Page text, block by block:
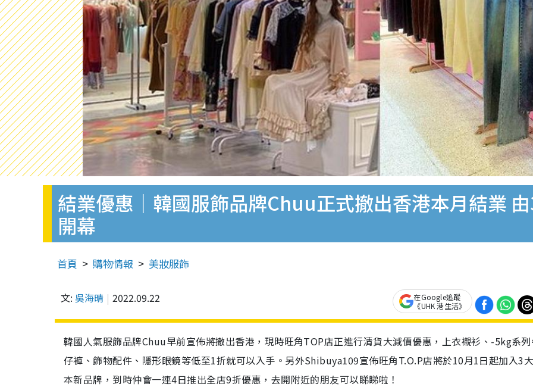
結業優惠｜韓國服飾品牌Chuu正式撤出香港本月結業
開幕
首頁 購物情報 美妝服飾
文: 吳海晴 2022.09.22
在Google追蹤
《UHK 港生活》
韓國人氣服飾品牌Chuu早前宣佈將撤出香港，現時旺角TOP店正進行清貨大減價優惠，上衣襯衫、-5kg系
仔褲、飾物配件、隱形眼鏡等低至1折就可以入手。另外Shibuya109宣佈旺角T.O.P店將於10月1日起加入3
本新品牌，到時仲會一連4日推出全店9折優惠，去開附近的朋友可以睇睇啦！